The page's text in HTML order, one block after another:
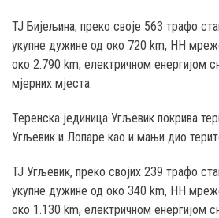
ТЈ Бијељина, преко својe 563 трафо
укупне дужине од око 720 km, НН
око 2.790 km, електричном енергијом
мјерних мјеста.
Теренска јединица Угљевик покрива
Угљевик и Лопаре као и мањи дио
ТЈ Угљевик, преко својих 239 трафо
укупне дужине од око 340 km, НН
око 1.130 km, електричном енергијом